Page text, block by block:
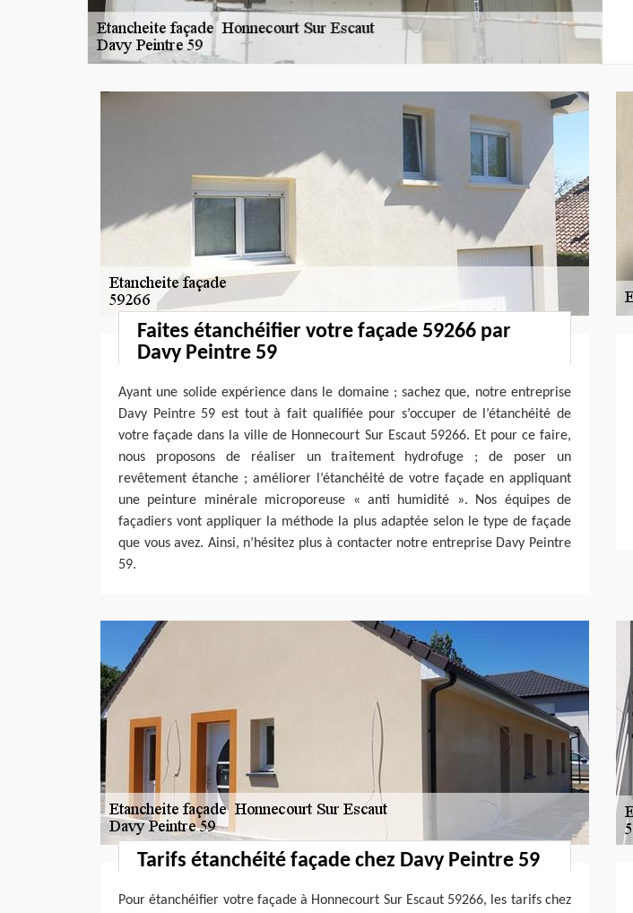
Faites étanchéifier votre façade 59266 par
Davy Peintre 59
Ayant une solide expérience dans le domaine ; sachez que, notre entreprise
Davy Peintre 59 est tout à fait qualifiée pour s’occuper de l’étanchéité de
votre façade dans la ville de Honnecourt Sur Escaut 59266. Et pour ce faire,
nous proposons de réaliser un traitement hydrofuge ; de poser un
revêtement étanche ; améliorer l’étanchéité de votre façade en appliquant
une peinture minérale microporeuse « anti humidité ». Nos équipes de
façadiers vont appliquer la méthode la plus adaptée selon le type de façade
que vous avez. Ainsi, n’hésitez plus à contacter notre entreprise Davy Peintre
59.
Tarifs étanchéité façade chez Davy Peintre 59
Pour étanchéifier votre façade à Honnecourt Sur Escaut 59266, les tarifs chez